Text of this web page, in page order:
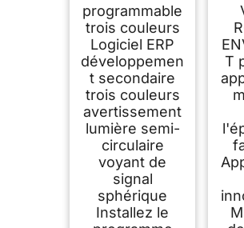
ERP voyant
d'avertissement LED
industriel
programmable
trois couleurs
Logiciel ERP
développemen
t secondaire
trois couleurs
avertissement
lumière semi-
circulaire
voyant de
signal
sphérique
Installez le
T